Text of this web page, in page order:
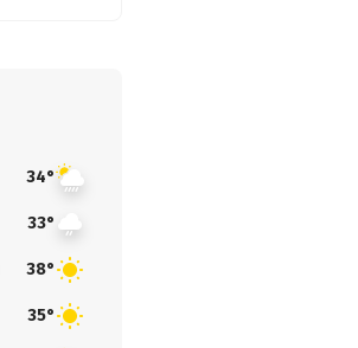
34°
33°
38°
35°